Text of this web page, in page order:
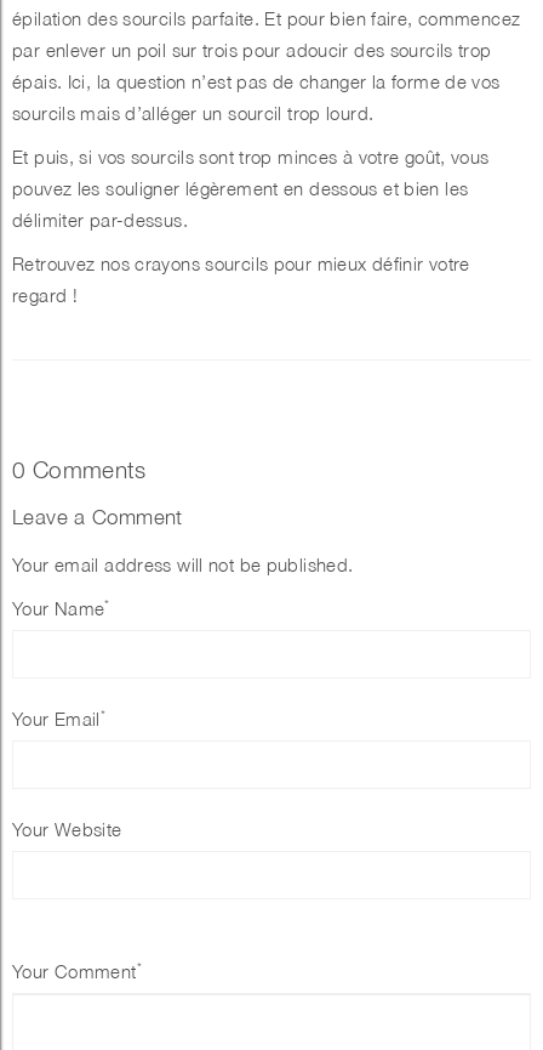
épilation des sourcils parfaite. Et pour bien faire, commencez
par enlever un poil sur trois pour adoucir des sourcils trop
épais. Ici, la question n’est pas de changer la forme de vos
sourcils mais d’alléger un sourcil trop lourd.
Et puis, si vos sourcils sont trop minces à votre goût, vous
pouvez les souligner légèrement en dessous et bien les
délimiter par-dessus.
Retrouvez nos crayons sourcils pour mieux définir votre
regard !
0 Comments
Leave a Comment
Your email address will not be published.
Your Name*
Your Email*
Your Website
Your Comment*